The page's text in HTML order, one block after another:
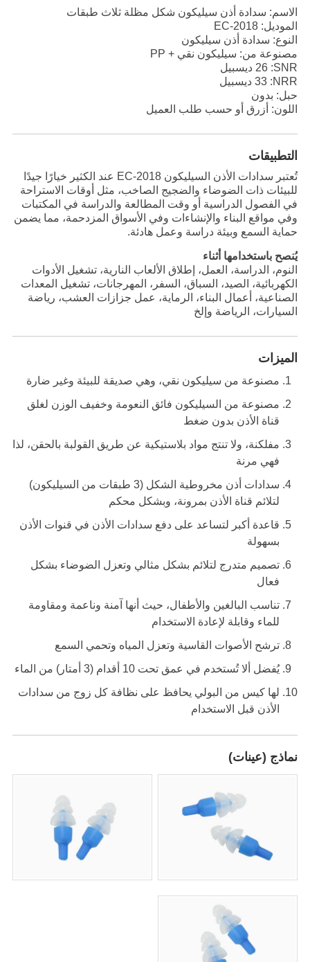
الاسم: سدادة أذن سيليكون شكل مظلة ثلاث طبقات
الموديل: EC-2018
النوع: سدادة أذن سيليكون
مصنوعة من: سيليكون نقي + PP
SNR: 26 ديسبيل
NRR: 33 ديسبيل
حبل: بدون
اللون: أزرق أو حسب طلب العميل
التطبيقات
تُعتبر سدادات الأذن السيليكون EC-2018 عند الكثير خيارًا جيدًا
للبيئات ذات الضوضاء والضجيج الصاخب، مثل أوقات الاستراحة
في الفصول الدراسية أو وقت المطالعة والدراسة في المكتبات
وفي مواقع البناء والإنشاءات وفي الأسواق المزدحمة، مما يضمن
حماية السمع وبيئة دراسة وعمل هادئة.
يُنصح باستخدامها أثناء
النوم، الدراسة، العمل، إطلاق الألعاب النارية، تشغيل الأدوات
الكهربائية، الصيد، السباق، السفر، المهرجانات، تشغيل المعدات
الصناعية، أعمال البناء، الرماية، عمل جزازات العشب، رياضة
السيارات، الرياضة وإلخ
الميزات
مصنوعة من سيليكون نقي، وهي صديقة للبيئة وغير ضارة
مصنوعة من السيليكون فائق النعومة وخفيف الوزن لغلق
قناة الأذن بدون ضغط
مفلكنة، ولا تنتج مواد بلاستيكية عن طريق القولبة بالحقن، لذا
فهي مرنة
سدادات أذن مخروطية الشكل (3 طبقات من السيليكون)
لتلائم قناة الأذن بمرونة، وبشكل محكم
قاعدة أكبر لتساعد على دفع سدادات الأذن في قنوات الأذن
بسهولة
تصميم متدرج لتلائم بشكل مثالي وتعزل الضوضاء بشكل
فعال
تناسب البالغين والأطفال، حيث أنها آمنة وناعمة ومقاومة
للماء وقابلة لإعادة الاستخدام
ترشح الأصوات القاسية وتعزل المياه وتحمي السمع
يُفضل ألا تُستخدم في عمق تحت 10 أقدام (3 أمتار) من الماء
لها كيس من البولي يحافظ على نظافة كل زوج من سدادات
الأذن قبل الاستخدام
نماذج (عينات)